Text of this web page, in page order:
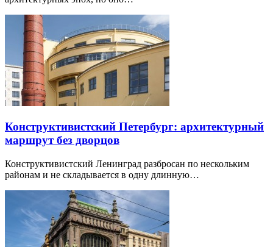
Конструктивистский Петербург: архитектурный
маршрут без дворцов
Конструктивистский Ленинград разбросан по нескольким
районам и не складывается в одну длинную…